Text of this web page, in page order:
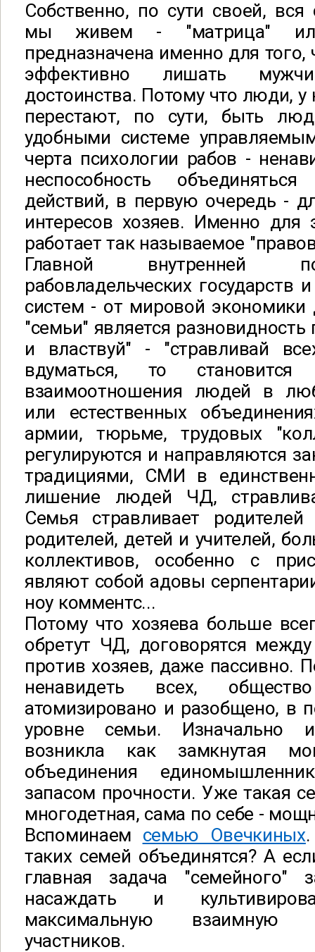
Собственно, по сути своей, вся
мы живем - "матрица"
предназначена именно для
эффективно лишать
достоинства. Потому что люди,
перестают, по сути, быть
удобными системе
черта психологии рабов -
неспособность
действий, в первую очередь -
интересов хозяев. Именно для
работает так называемое
Главной внутренней
рабовладельческих государств
систем - от мировой экономики
"семьи" является
и властвуй" - "стравливай
вдуматься, то
взаимоотношения людей в
или естественных
армии, тюрьме, трудовых
регулируются и направляются
традициями, СМИ в
лишение людей ЧД,
Семья стравливает
родителей, детей и учителей,
коллективов, особенно с
являют собой адовы
ноу комментс...
Потому что хозяева больше
обретут ЧД, договорятся
против хозяев, даже пассивно.
ненавидеть всех,
атомизировано и разобщено, в
уровне семьи. Изначально
возникла как замкнутая
объединения
запасом прочности. Уже такая
многодетная, сама по себе -
Вспоминаем семью Овечкиных.
таких семей объединятся? А
главная задача "семейного"
насаждать и
максимальную взаимную
участников.